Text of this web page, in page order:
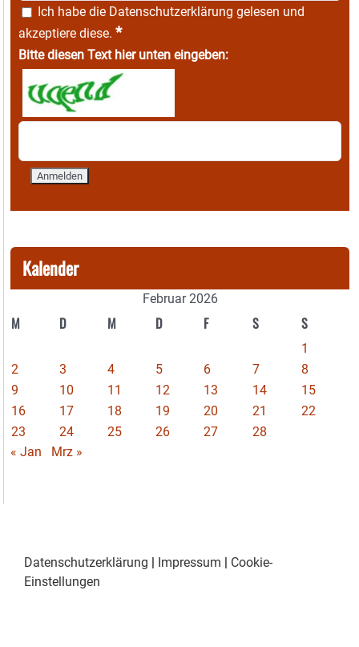
Ich habe die Datenschutzerklärung gelesen und
akzeptiere diese. *
Bitte diesen Text hier unten eingeben:
Kalender
Februar 2026
M D M D F S S
1
2
3 4 5 6 7
8
9
10 11 12 13 14
15
16
17 18 19 20 21
22
23
24 25 26 27
28
« Jan
Mrz »
Datenschutzerklärung Impressum
Cookie-
Einstellungen